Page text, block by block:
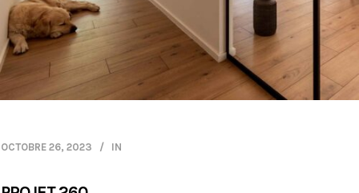
OCTOBRE 26, 2023 IN